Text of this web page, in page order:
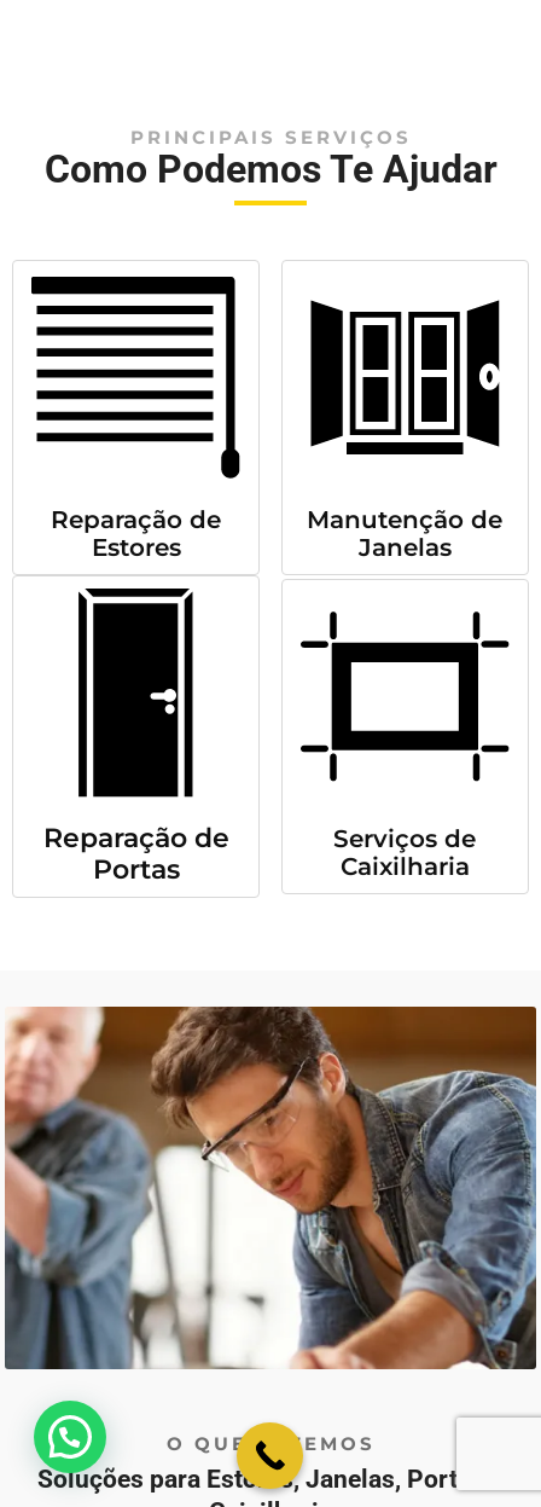
PRINCIPAIS SERVIÇOS
Como Podemos Te Ajudar
Reparação de
Estores
Manutenção de
Janelas
Reparação de
Portas
Serviços de
Caixilharia
O QUE FAZEMOS
Soluções para Estores, Janelas, Portas e
💬 Como podemos ajudar?